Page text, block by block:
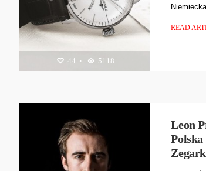
44 • 5118
READ
Leon